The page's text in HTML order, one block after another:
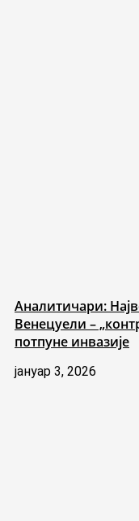
Аналитичари:
Венецуели –
потпуне инвазије
јануар 3, 2026